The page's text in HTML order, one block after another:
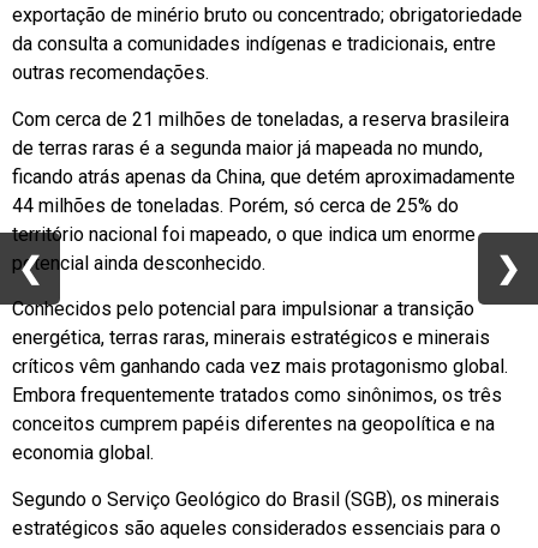
exportação de minério bruto ou concentrado; obrigatoriedade
da consulta a comunidades indígenas e tradicionais, entre
outras recomendações.
Com cerca de 21 milhões de toneladas, a reserva brasileira
de terras raras é a segunda maior já mapeada no mundo,
ficando atrás apenas da China, que detém aproximadamente
44 milhões de toneladas. Porém, só cerca de 25% do
território nacional foi mapeado, o que indica um enorme
potencial ainda desconhecido.
Conhecidos pelo potencial para impulsionar a transição
energética, terras raras, minerais estratégicos e minerais
críticos vêm ganhando cada vez mais protagonismo global.
Embora frequentemente tratados como sinônimos, os três
conceitos cumprem papéis diferentes na geopolítica e na
economia global.
Segundo o Serviço Geológico do Brasil (SGB), os minerais
estratégicos são aqueles considerados essenciais para o
❮ ❯
❮ ❯